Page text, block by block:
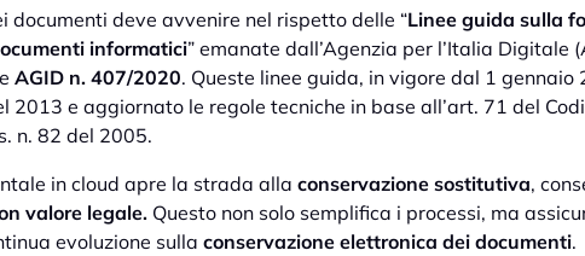
documenti deve avvenire nel rispetto delle “Linee guida sulla
informatici” emanate dall’Agenzia per l’Italia Digitale
AGID n. 407/2020. Queste linee guida, in vigore dal 1
2013 e aggiornato le regole tecniche in base all’art. 71 del
n. 82 del 2005.
in cloud apre la strada alla conservazione sostitutiva,
valore legale. Questo non solo semplifica i processi, ma
evoluzione sulla conservazione elettronica dei documenti.